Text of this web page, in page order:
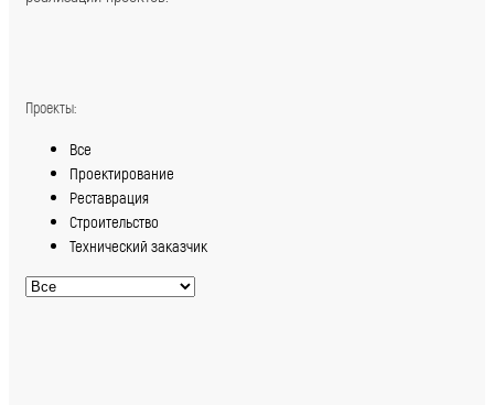
Проекты:
Все
Проектирование
Реставрация
Строительство
Технический заказчик